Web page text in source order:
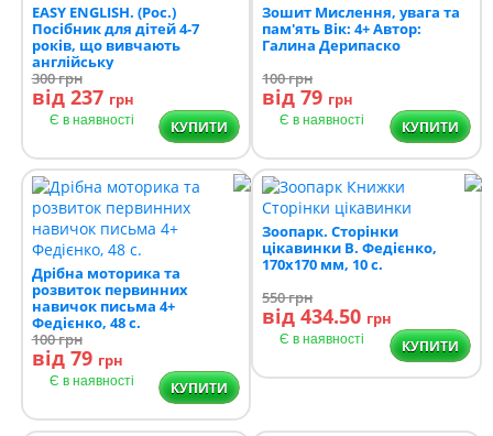
EASY ENGLISH. (Рос.)
Посібник для дітей 4-7
років, що вивчають
англійську
300грн
від 237 грн
Є в наявності КУПИТИ
Зошит Мислення, увага та
пам'ять Вік: 4+ Автор:
Галина Дерипаско
100грн
від 79 грн
Є в наявності КУПИТИ
Дрібна моторика та
розвиток первинних
навичок письма 4+
Федієнко, 48 с.
100грн
від 79 грн
Є в наявності КУПИТИ
Зоопарк. Сторінки
цікавинки В. Федієнко,
170х170 мм, 10 с.
550грн
від 434.50 грн
Є в наявності КУПИТИ